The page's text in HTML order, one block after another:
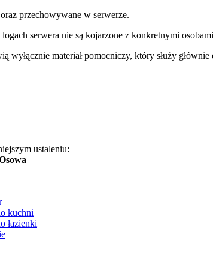
przechowywane w serwerze.
serwera nie są kojarzone z konkretnymi
wyłącznie materiał pomocniczy, który służy
ustaleniu:
kuchni
łazienki